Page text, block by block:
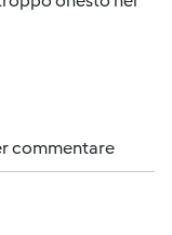
commentare